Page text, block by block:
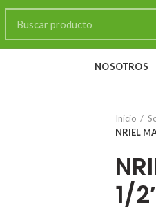
NOSOTROS
Inicio
NRIEL
1/